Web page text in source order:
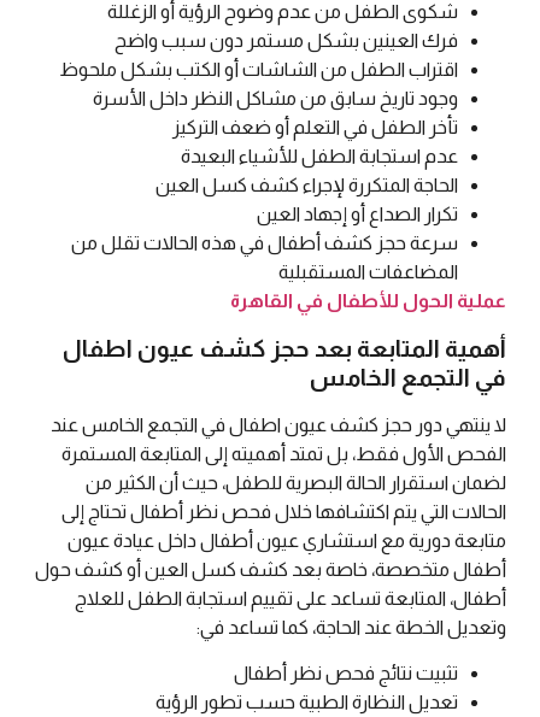
شكوى الطفل من عدم وضوح الرؤية أو الزغللة
فرك العينين بشكل مستمر دون سبب واضح
اقتراب الطفل من الشاشات أو الكتب بشكل ملحوظ
وجود تاريخ سابق من مشاكل النظر داخل الأسرة
تأخر الطفل في التعلم أو ضعف التركيز
عدم استجابة الطفل للأشياء البعيدة
الحاجة المتكررة لإجراء كشف كسل العين
تكرار الصداع أو إجهاد العين
سرعة حجز كشف أطفال في هذه الحالات تقلل من
المضاعفات المستقبلية
عملية الحول للأطفال في القاهرة
أهمية المتابعة بعد حجز كشف عيون اطفال
في التجمع الخامس
لا ينتهي دور حجز كشف عيون اطفال في التجمع الخامس عند
الفحص الأول فقط، بل تمتد أهميته إلى المتابعة المستمرة
لضمان استقرار الحالة البصرية للطفل، حيث أن الكثير من
الحالات التي يتم اكتشافها خلال فحص نظر أطفال تحتاج إلى
متابعة دورية مع استشاري عيون أطفال داخل عيادة عيون
أطفال متخصصة، خاصة بعد كشف كسل العين أو كشف حول
أطفال، المتابعة تساعد على تقييم استجابة الطفل للعلاج
وتعديل الخطة عند الحاجة، كما تساعد في:
تثبيت نتائج فحص نظر أطفال
تعديل النظارة الطبية حسب تطور الرؤية